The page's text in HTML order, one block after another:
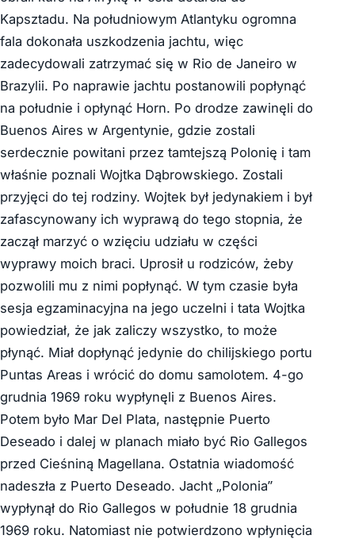
Kapsztadu. Na południowym Atlantyku ogromna
fala dokonała uszkodzenia jachtu, więc
zadecydowali zatrzymać się w Rio de Janeiro w
Brazylii. Po naprawie jachtu postanowili popłynąć
na południe i opłynąć Horn. Po drodze zawinęli do
Buenos Aires w Argentynie, gdzie zostali
serdecznie powitani przez tamtejszą Polonię i tam
właśnie poznali Wojtka Dąbrowskiego. Zostali
przyjęci do tej rodziny. Wojtek był jedynakiem i był
zafascynowany ich wyprawą do tego stopnia, że
zaczął marzyć o wzięciu udziału w części
wyprawy moich braci. Uprosił u rodziców, żeby
pozwolili mu z nimi popłynąć. W tym czasie była
sesja egzaminacyjna na jego uczelni i tata Wojtka
powiedział, że jak zaliczy wszystko, to może
płynąć. Miał dopłynąć jedynie do chilijskiego portu
Puntas Areas i wrócić do domu samolotem. 4-go
grudnia 1969 roku wypłynęli z Buenos Aires.
Potem było Mar Del Plata, następnie Puerto
Deseado i dalej w planach miało być Rio Gallegos
przed Cieśniną Magellana. Ostatnia wiadomość
nadeszła z Puerto Deseado. Jacht „Polonia”
wypłynął do Rio Gallegos w południe 18 grudnia
1969 roku. Natomiast nie potwierdzono wpłynięcia